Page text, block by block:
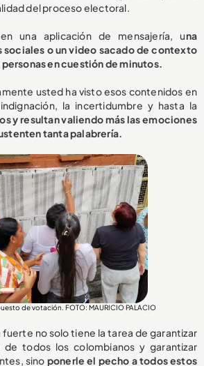
del proceso electoral.
una aplicación de mensajería, una
o un video sacado de contexto
en cuestión de minutos.
usted ha visto esos contenidos en
la incertidumbre y hasta la
y resultan valiendo más las emociones
tanta palabrería.
de votación. FOTO: MAURICIO PALACIO
no solo tiene la tarea de garantizar
de todos los colombianos y garantizar
sino ponerle el pecho a todos estos